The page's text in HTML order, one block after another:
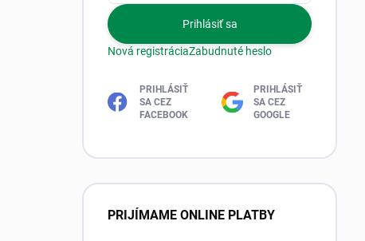
Prihlásiť sa
Nová registráciaZabudnuté heslo
PRIHLÁSIŤ
SA CEZ
FACEBOOK
PRIHLÁSIŤ
SA CEZ
GOOGLE
PRIJÍMAME ONLINE PLATBY